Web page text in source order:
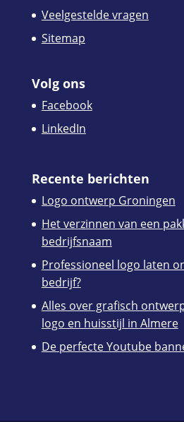
Veelgestelde vragen
Sitemap
Volg ons
Facebook
LinkedIn
Recente berichten
Logo ontwerp Groningen
Het verzinnen van een
bedrijfsnaam
Professioneel logo laten
bedrijf?
Alles over grafisch
logo en huisstijl in Almere
De perfecte Youtube